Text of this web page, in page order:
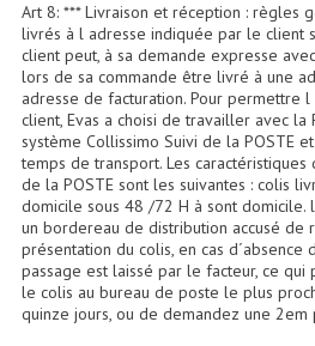
Micros De
Microphones De
Multi-Effets,
Peripheriques
Portes Voix
Pupitre Pour
Samplers,
Art 8: *** Livraison et réception : règles
livrés à l adresse indiquée par le client
client peut, à sa demande expresse
lors de sa commande être livré à une
adresse de facturation. Pour permettre
client, Evas a choisi de travailler avec la
système Collissimo Suivi de la POSTE
temps de transport. Les caractéristiques
de la POSTE sont les suivantes : colis
domicile sous 48 /72 H à sont domicile.
un bordereau de distribution accusé de
présentation du colis, en cas d´absence
passage est laissé par le facteur, ce
le colis au bureau de poste le plus
quinze jours, ou de demandez une 2em